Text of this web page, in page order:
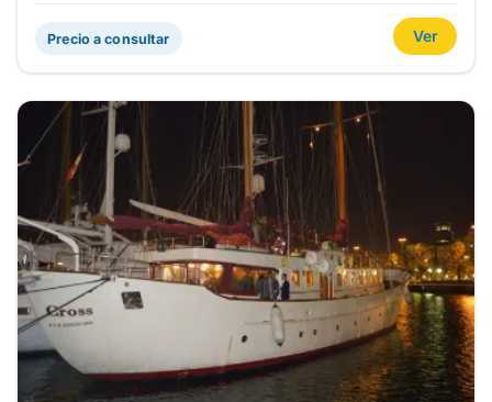
Precio a consultar Ver